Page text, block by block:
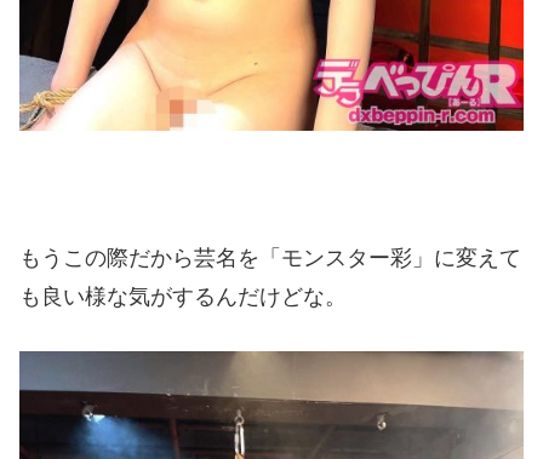
もうこの際だから芸名を「モンスター彩」に変えて
も良い様な気がするんだけどな。